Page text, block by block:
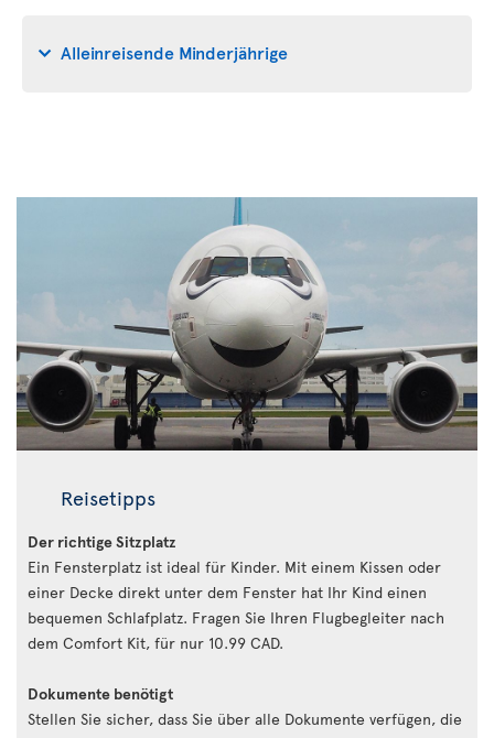
Alleinreisende Minderjährige
Reisetipps
Der richtige Sitzplatz
Ein Fensterplatz ist ideal für Kinder. Mit einem Kissen oder
einer Decke direkt unter dem Fenster hat Ihr Kind einen
bequemen Schlafplatz. Fragen Sie Ihren Flugbegleiter nach
dem Comfort Kit, für nur 10.99 CAD.
Dokumente benötigt
Stellen Sie sicher, dass Sie über alle Dokumente verfügen, die